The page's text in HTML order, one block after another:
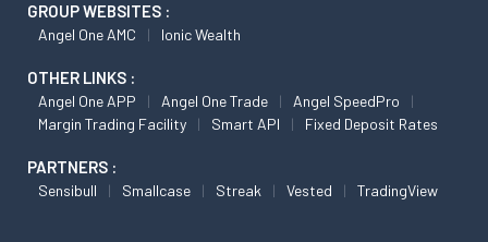
GROUP WEBSITES :
Angel One AMC Ionic Wealth
OTHER LINKS :
Angel One APP Angel One Trade
Angel SpeedPro
Margin Trading Facility
Smart API Fixed Deposit Rates
PARTNERS :
Sensibull Smallcase Streak Vested TradingView